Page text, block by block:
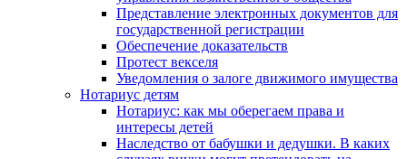
Представление электронных документов для
государственной регистрации
Обеспечение доказательств
Протест векселя
Уведомления о залоге движимого имущества
Нотариус детям
Нотариус: как мы оберегаем права и
интересы детей
Наследство от бабушки и дедушки. В каких